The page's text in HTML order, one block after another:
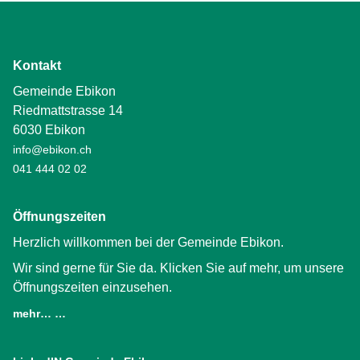
Kontakt
Gemeinde Ebikon
Riedmattstrasse 14
6030 Ebikon
info@ebikon.ch
041 444 02 02
Öffnungszeiten
Herzlich willkommen bei der Gemeinde Ebikon.
Wir sind gerne für Sie da. Klicken Sie auf mehr, um unsere
Öffnungszeiten einzusehen.
mehr… …